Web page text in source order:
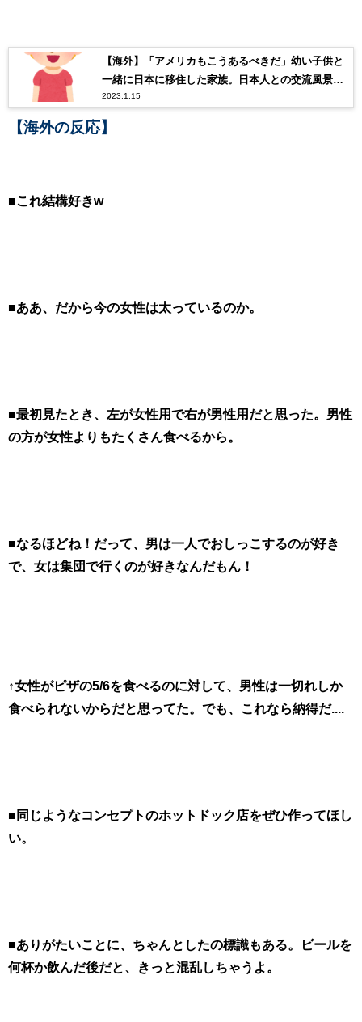
【海外】「アメリカもこうあるべきだ」幼い子供と
一緒に日本に移住した家族。日本人との交流風景に
世界が感動！
2023.1.15
【海外の反応】
■これ結構好きw
■ああ、だから今の女性は太っているのか。
■最初見たとき、左が女性用で右が男性用だと思った。男性
の方が女性よりもたくさん食べるから。
■なるほどね！だって、男は一人でおしっこするのが好き
で、女は集団で行くのが好きなんだもん！
↑女性がピザの5/6を食べるのに対して、男性は一切れしか
食べられないからだと思ってた。でも、これなら納得だ....
■同じようなコンセプトのホットドック店をぜひ作ってほし
い。
■ありがたいことに、ちゃんとしたの標識もある。ビールを
何杯か飲んだ後だと、きっと混乱しちゃうよ。